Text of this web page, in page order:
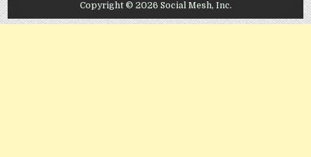
Copyright © 2026 Social Mesh, Inc.